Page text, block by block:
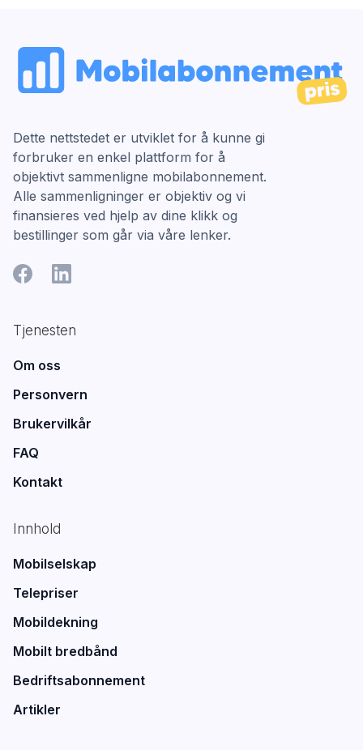
Dette nettstedet er utviklet for å kunne gi
forbruker en enkel plattform for å
objektivt sammenligne mobilabonnement.
Alle sammenligninger er objektiv og vi
finansieres ved hjelp av dine klikk og
bestillinger som går via våre lenker.
Tjenesten
Om oss
Personvern
Brukervilkår
FAQ
Kontakt
Innhold
Mobilselskap
Telepriser
Mobildekning
Mobilt bredbånd
Bedriftsabonnement
Artikler